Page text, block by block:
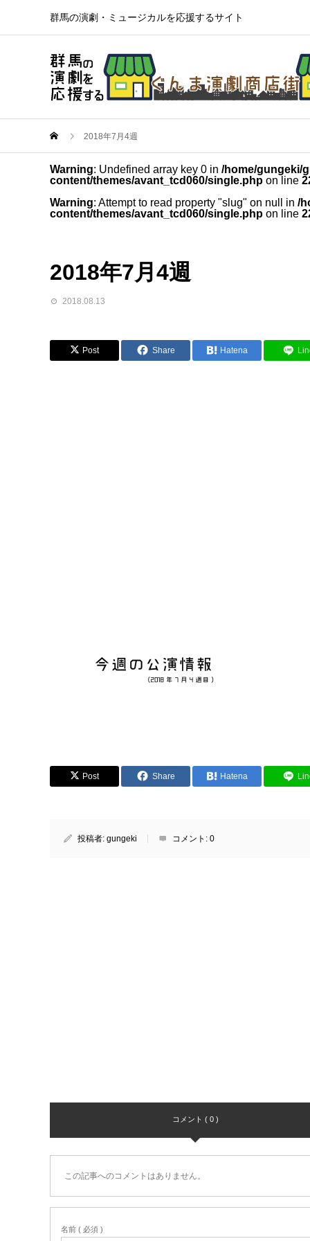
群馬の演劇・ミュージカルを応援するサイト
2018年7月4週
Warning: Undefined array key 0 in /home/gungeki/
content/themes/avant_tcd060/single.php on line
Warning: Attempt to read property "slug" on null in /
content/themes/avant_tcd060/single.php on line
2018年7月4週
2018.08.13
Post Share Hatena
Post Share Hatena
投稿者: gungeki コメント: 0
コメント ( 0 )
この記事へのコメントはありません。
名前 ( 必須 )